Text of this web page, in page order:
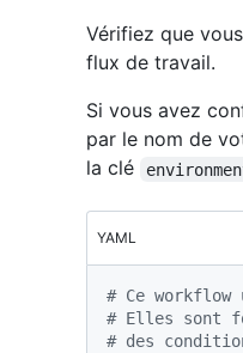
Vérifiez que
flux de travail.
Si vous avez
par le nom de
la clé
YAML
# Ce
# Elles sont
# des